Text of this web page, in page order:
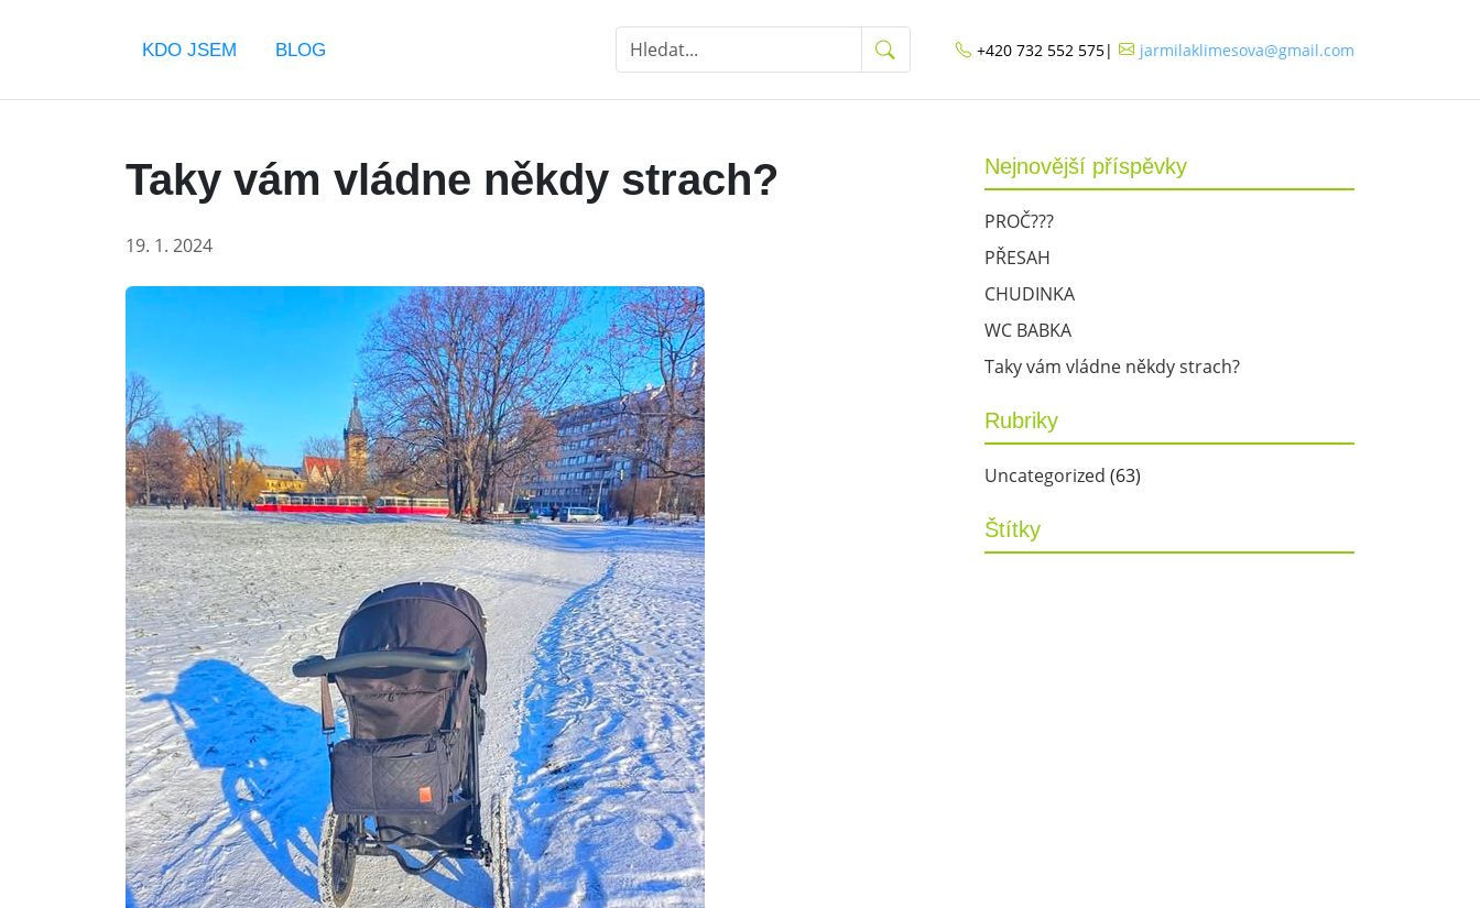
KDO JSEM BLOG +420 732 552 575| jarmilaklimesova@gmail.com
Taky vám vládne někdy strach?
19. 1. 2024
Nejnovější příspěvky
PROČ???
PŘESAH
CHUDINKA
WC BABKA
Taky vám vládne někdy strach?
Rubriky
Uncategorized (63)
Štítky